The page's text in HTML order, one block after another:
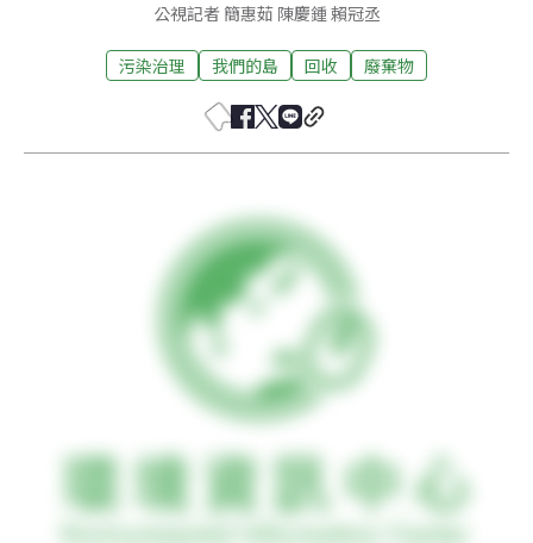
公視記者 簡惠茹 陳慶鍾 賴冠丞
污染治理 我們的島 回收 廢棄物